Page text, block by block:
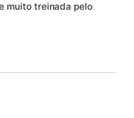
muito treinada pelo